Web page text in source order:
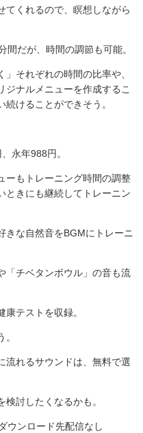
てくれるので、瞑想しながら
間だが、時間の調節も可能。
それぞれの時間の比率や、
ジナルメニューを作成するこ
けることができそう。
永年988円。
ーもトレーニング時間の調整
ときにも継続してトレーニン
きな自然音をBGMにトレーニ
「チベタンボウル」の音も流
康テストを収録。
流れるサウンドは、無料で選
討したくなるかも。
ンロード先配信なし